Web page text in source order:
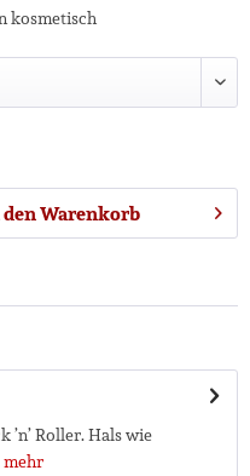
kosmetisch
Warenkorb
’n’ Roller. Hals wie
mehr